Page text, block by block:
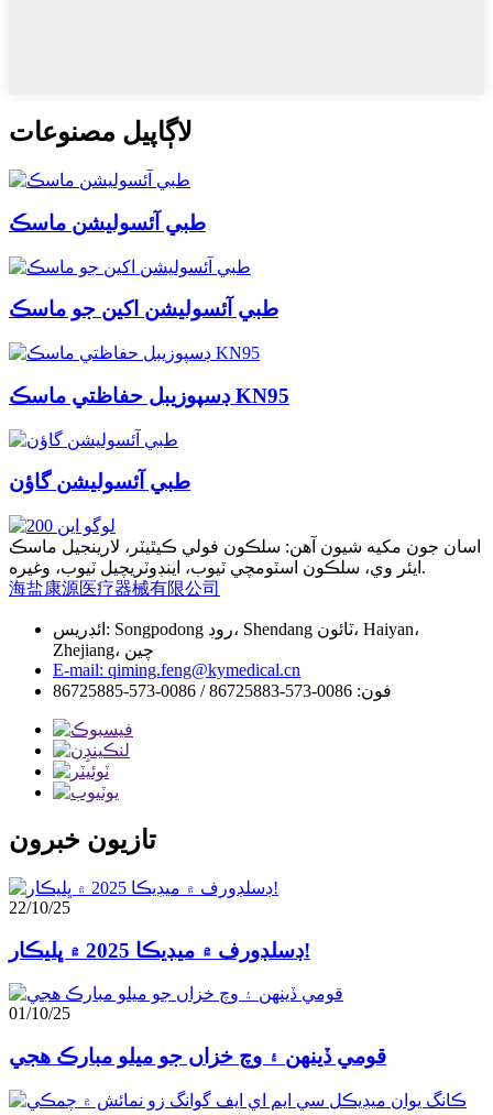
لاڳاپيل مصنوعات
طبي آئسوليشن ماسڪ
طبي آئسوليشن اکين جو ماسڪ
ڊسپوزيبل حفاظتي ماسڪ KN95
طبي آئسوليشن گاؤن
اسان جون مکيه شيون آهن: سلڪون فولي ڪيٿيٽر، لارينجيل ماسڪ
ايئر وي، سلڪون اسٽومچي ٽيوب، اينڊوٽريچيل ٽيوب، وغيره.
海盐康源医疗器械有限公司
ائڊريس: Songpodong روڊ، Shendang ٽائون، Haiyan،
Zhejiang، چين
E-mail: qiming.feng@kymedical.cn
فون: 0086-573-86725883 / 0086-573-86725885
تازيون خبرون
22/10/25
ڊسلڊورف ۾ ميڊيڪا 2025 ۾ ڀليڪار!
01/10/25
قومي ڏينهن ۽ وچ خزاں جو ميلو مبارڪ هجي